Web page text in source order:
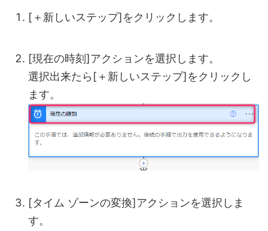
[＋新しいステップ]をクリックします。
[現在の時刻]アクションを選択します。
選択出来たら[＋新しいステップ]をクリックし
ます。
[タイム ゾーンの変換]アクションを選択しま
す。